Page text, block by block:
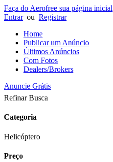
Faça do Aerofree sua página inicial
Entrarou Registrar
Home
Publicar um Anúncio
Últimos Anúncios
Com Fotos
Dealers/Brokers
Anuncie Grátis
Refinar Busca
Categoria
Helicóptero
Preço